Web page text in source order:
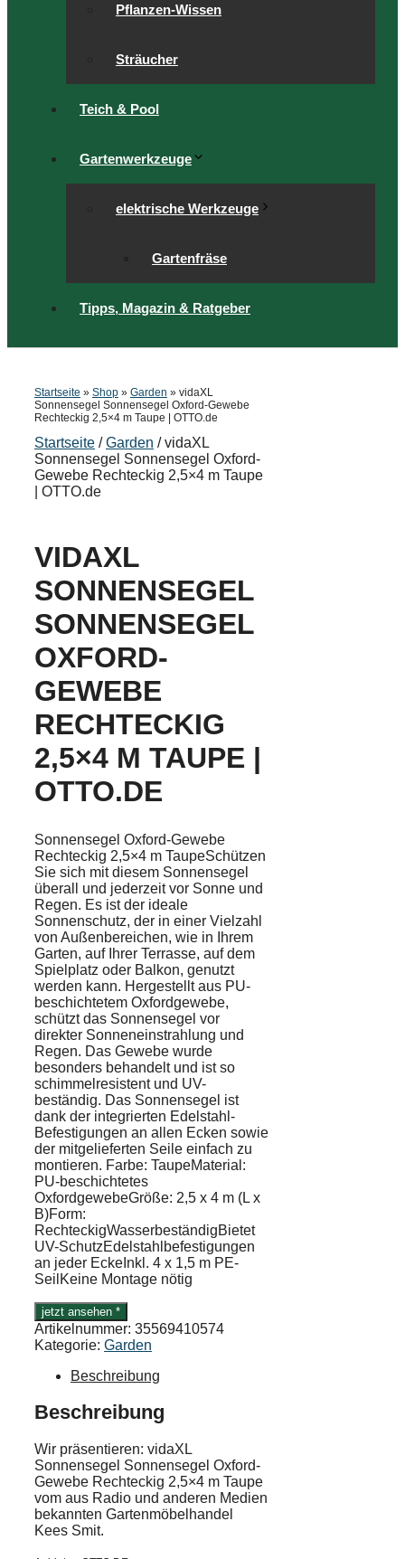
Pflanzen-Wissen
Sträucher
Teich & Pool
Gartenwerkzeuge
elektrische Werkzeuge
Gartenfräse
Tipps, Magazin & Ratgeber
Startseite » Shop » Garden » vidaXL
Sonnensegel Sonnensegel Oxford-Gewebe
Rechteckig 2,5×4 m Taupe | OTTO.de
Startseite /Garden / vidaXL
Sonnensegel Sonnensegel Oxford-
Gewebe Rechteckig 2,5×4 m Taupe
| OTTO.de
VIDAXL
SONNENSEGEL
SONNENSEGEL
OXFORD-
GEWEBE
RECHTECKIG
2,5×4 M TAUPE |
OTTO.DE
Sonnensegel Oxford-Gewebe
Rechteckig 2,5×4 m TaupeSchützen
Sie sich mit diesem Sonnensegel
überall und jederzeit vor Sonne und
Regen. Es ist der ideale
Sonnenschutz, der in einer Vielzahl
von Außenbereichen, wie in Ihrem
Garten, auf Ihrer Terrasse, auf dem
Spielplatz oder Balkon, genutzt
werden kann. Hergestellt aus PU-
beschichtetem Oxfordgewebe,
schützt das Sonnensegel vor
direkter Sonneneinstrahlung und
Regen. Das Gewebe wurde
besonders behandelt und ist so
schimmelresistent und UV-
beständig. Das Sonnensegel ist
dank der integrierten Edelstahl-
Befestigungen an allen Ecken sowie
der mitgelieferten Seile einfach zu
montieren. Farbe: TaupeMaterial:
PU-beschichtetes
OxfordgewebeGröße: 2,5 x 4 m (L x
B)Form:
RechteckigWasserbeständigBietet
UV-SchutzEdelstahlbefestigungen
an jeder EckeInkl. 4 x 1,5 m PE-
SeilKeine Montage nötig
jetzt ansehen *
Artikelnummer: 35569410574
Kategorie: Garden
Beschreibung
Beschreibung
Wir präsentieren: vidaXL
Sonnensegel Sonnensegel Oxford-
Gewebe Rechteckig 2,5×4 m Taupe
vom aus Radio und anderen Medien
bekannten Gartenmöbelhandel
Kees Smit.